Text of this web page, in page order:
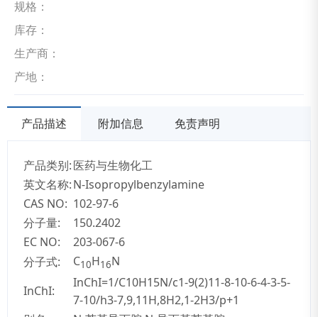
规格：
库存：
生产商：
产地：
产品描述 附加信息 免责声明
产品类别:医药与生物化工
英文名称:N-Isopropylbenzylamine
CAS NO: 102-97-6
分子量:
150.2402
EC NO:
203-067-6
分子式:
C10H16N
InChI:
InChI=1/C10H15N/c1-9(2)11-8-10-6-4-3-5-
7-10/h3-7,9,11H,8H2,1-2H3/p+1